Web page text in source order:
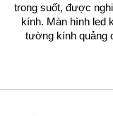
trong suốt, được
kính. Màn hình led
tường kính quảng